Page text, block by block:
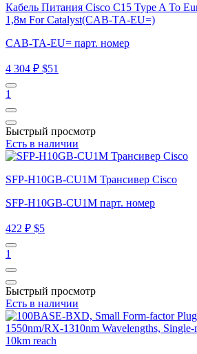
Кабель Питания Cisco C15 Type A To
1,8м For Catalyst(CAB-TA-EU=)
CAB-TA-EU= парт. номер
4 304 ₽ $51
1
Быстрый просмотр
Есть в наличии
SFP-H10GB-CU1M Трансивер Cisco
SFP-H10GB-CU1M парт. номер
422 ₽ $5
1
Быстрый просмотр
Есть в наличии